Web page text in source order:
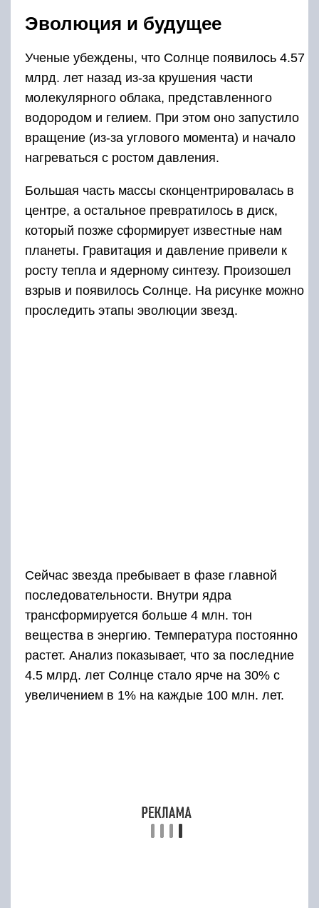
Эволюция и будущее
Ученые убеждены, что Солнце появилось 4.57
млрд. лет назад из-за крушения части
молекулярного облака, представленного
водородом и гелием. При этом оно запустило
вращение (из-за углового момента) и начало
нагреваться с ростом давления.
Большая часть массы сконцентрировалась в
центре, а остальное превратилось в диск,
который позже сформирует известные нам
планеты. Гравитация и давление привели к
росту тепла и ядерному синтезу. Произошел
взрыв и появилось Солнце. На рисунке можно
проследить этапы эволюции звезд.
Сейчас звезда пребывает в фазе главной
последовательности. Внутри ядра
трансформируется больше 4 млн. тон
вещества в энергию. Температура постоянно
растет. Анализ показывает, что за последние
4.5 млрд. лет Солнце стало ярче на 30% с
увеличением в 1% на каждые 100 млн. лет.